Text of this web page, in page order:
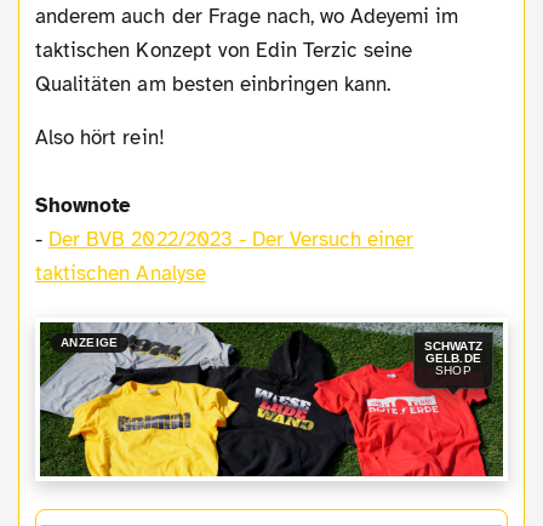
anderem auch der Frage nach, wo Adeyemi im
taktischen Konzept von Edin Terzic seine
Qualitäten am besten einbringen kann.
Also hört rein!
Shownote
- Der BVB 2022/2023 - Der Versuch einer
taktischen Analyse
ANZEIGE
SCHWATZ
GELB.DE
SHOP